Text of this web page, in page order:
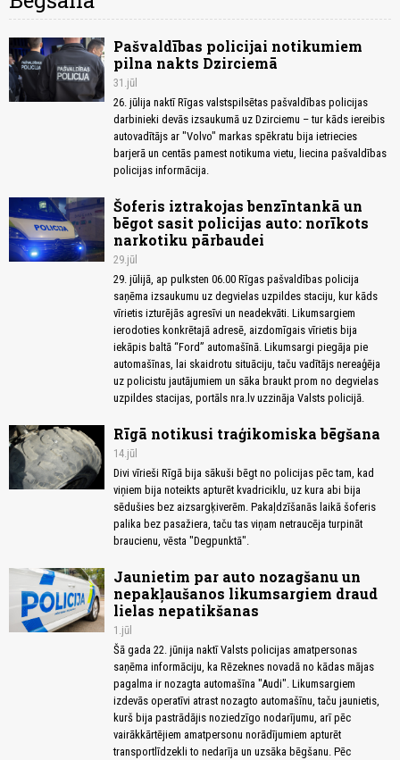
Pašvaldības policijai notikumiem
pilna nakts Dzirciemā
31.jūl
26. jūlija naktī Rīgas valstspilsētas pašvaldības policijas
darbinieki devās izsaukumā uz Dzirciemu – tur kāds iereibis
autovadītājs ar "Volvo" markas spēkratu bija ietriecies
barjerā un centās pamest notikuma vietu, liecina pašvaldības
policijas informācija.
Šoferis iztrakojas benzīntankā un
bēgot sasit policijas auto: norīkots
narkotiku pārbaudei
29.jūl
29. jūlijā, ap pulksten 06.00 Rīgas pašvaldības policija
saņēma izsaukumu uz degvielas uzpildes staciju, kur kāds
vīrietis izturējās agresīvi un neadekvāti. Likumsargiem
ierodoties konkrētajā adresē, aizdomīgais vīrietis bija
iekāpis baltā “Ford” automašīnā. Likumsargi piegāja pie
automašīnas, lai skaidrotu situāciju, taču vadītājs nereaģēja
uz policistu jautājumiem un sāka braukt prom no degvielas
uzpildes stacijas, portāls nra.lv uzzināja Valsts policijā.
Rīgā notikusi traģikomiska bēgšana
14.jūl
Divi vīrieši Rīgā bija sākuši bēgt no policijas pēc tam, kad
viņiem bija noteikts apturēt kvadriciklu, uz kura abi bija
sēdušies bez aizsargķiverēm. Pakaļdzīšanās laikā šoferis
palika bez pasažiera, taču tas viņam netraucēja turpināt
braucienu, vēsta "Degpunktā".
Jaunietim par auto nozagšanu un
nepakļaušanos likumsargiem draud
lielas nepatikšanas
1.jūl
Šā gada 22. jūnija naktī Valsts policijas amatpersonas
saņēma informāciju, ka Rēzeknes novadā no kādas mājas
pagalma ir nozagta automašīna "Audi". Likumsargiem
izdevās operatīvi atrast nozagto automašīnu, taču jaunietis,
kurš bija pastrādājis noziedzīgo nodarījumu, arī pēc
vairākkārtējiem amatpersonu norādījumiem apturēt
transportlīdzekli to nedarīja un uzsāka bēgšanu. Pēc